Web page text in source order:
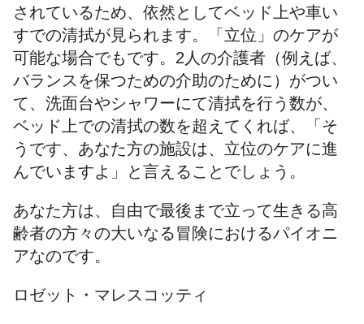
されているため、依然としてベッド上や車い
すでの清拭が見られます。「立位」のケアが
可能な場合でもです。2人の介護者（例えば、
バランスを保つための介助のために）がつい
て、洗面台やシャワーにて清拭を行う数が、
ベッド上での清拭の数を超えてくれば、「そ
うです、あなた方の施設は、立位のケアに進
んでいますよ」と言えることでしょう。
あなた方は、自由で最後まで立って生きる高
齢者の方々の大いなる冒険におけるパイオニ
アなのです。
ロゼット・マレスコッティ